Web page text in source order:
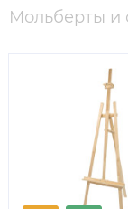
Мольберты и